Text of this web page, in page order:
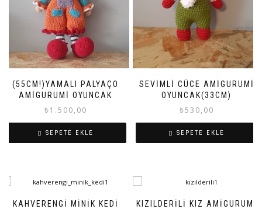
(55CM!)YAMALI PALYAÇO
AMIGURUMI OYUNCAK
₺1.500,00
SEPETE EKLE
SEVIMLI CÜCE AMIGURUMI
OYUNCAK(33CM)
₺530,00
SEPETE EKLE
KAHVERENGI MINIK KEDI
KIZILDERILI KIZ AMIGURUMI